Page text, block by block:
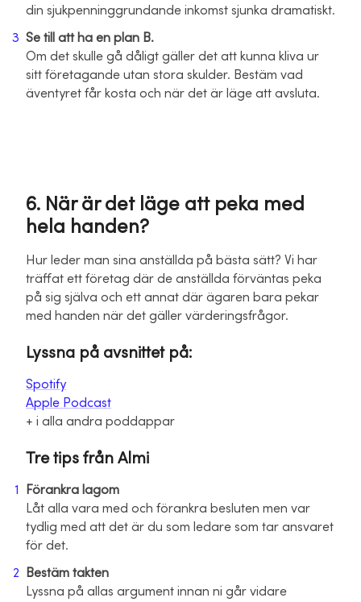
din sjukpenninggrundande inkomst sjunka dramatiskt.
Se till att ha en plan B.
Om det skulle gå dåligt gäller det att kunna kliva ur
sitt företagande utan stora skulder. Bestäm vad
äventyret får kosta och när det är läge att avsluta.
6. När är det läge att peka med
hela handen?
Hur leder man sina anställda på bästa sätt? Vi har
träffat ett företag där de anställda förväntas peka
på sig själva och ett annat där ägaren bara pekar
med handen när det gäller värderingsfrågor.
Lyssna på avsnittet på:
Spotify
Apple Podcast
+ i alla andra poddappar
Tre tips från Almi
Förankra lagom
Låt alla vara med och förankra besluten men var
tydlig med att det är du som ledare som tar ansvaret
för det.
Bestäm takten
Lyssna på allas argument innan ni går vidare